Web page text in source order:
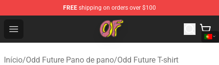
FREE shipping on orders over $100
Open menu
Odd Future Shop - Official Odd Future Merchandise Store
Início/Odd Future Pano de pano/Odd Future T-shirt